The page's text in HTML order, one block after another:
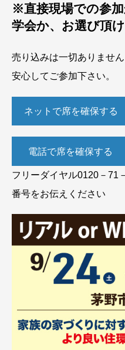
※直接現場での参
学会か、お選び頂け
売り込みは一切ありません
安心してご参加下さい。
ネットで席を確保する
電話で席を確保する
フリーダイヤル0120－71
番号をお伝えください